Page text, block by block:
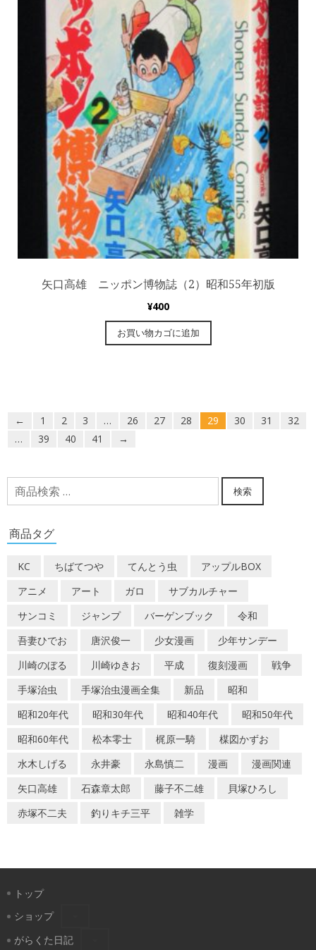
矢口高雄 ニッポン博物誌（2）昭和55年初版
¥400
お買い物カゴに追加
← 1 2 3 … 26 27 28 29 30 31
32
…
39 40 41 →
検
索
象:
検索
商品タグ
KC ちばてつや てんとう虫
アップルBOX
アニメ
アート ガロ
サブカルチャー
サンコミ
ジャンプ バーゲンブック
令和
吾妻ひでお
唐沢俊一 少女漫画
少年サンデー
川崎のぼる
川崎ゆきお 平成 復刻漫画
戦争
手塚治虫
手塚治虫漫画全集 新品
昭和
昭和20年代
昭和30年代 昭和40年代
昭和50年代
昭和60年代
松本零士 梶原一騎
楳図かずお
水木しげる
永井豪 永島慎二 漫画
漫画関連
矢口高雄
石森章太郎 藤子不二雄
貝塚ひろし
赤塚不二夫
釣りキチ三平 雑学
トップ
ショップ
がらくた日記